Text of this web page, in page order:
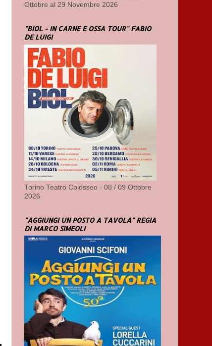
Ottobre al 29 Novembre 2026
"BIOL - IN CARNE E OSSA TOUR" FABIO
DE LUIGI
Torino Teatro Colosseo - 08 / 09 Ottobre
2026
"AGGIUNGI UN POSTO A TAVOLA" REGIA
DI MARCO SIMEOLI